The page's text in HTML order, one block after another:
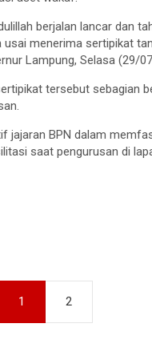
berjalan lancar dan
usai menerima sertipikat
Lampung, Selasa (29/
tersebut sebagian
jajaran BPN dalam
saat pengurusan di
1 2